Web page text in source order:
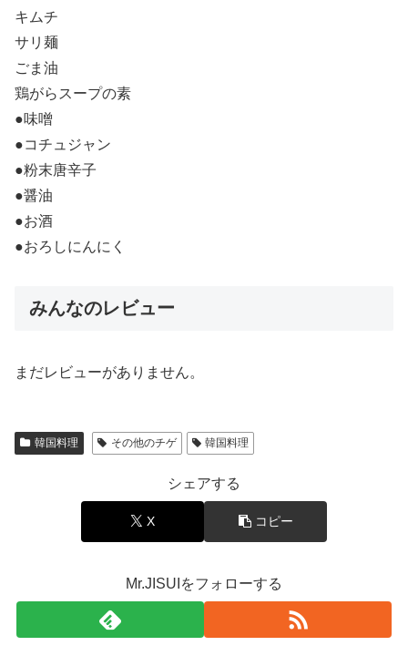
キムチ
サリ麺
ごま油
鶏がらスープの素
●味噌
●コチュジャン
●粉末唐辛子
●醤油
●お酒
●おろしにんにく
みんなのレビュー
まだレビューがありません。
韓国料理 その他のチゲ 韓国料理
シェアする
X コピー
Mr.JISUIをフォローする